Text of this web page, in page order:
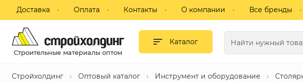
Доставка Оплата Контакты О компании Все бренды
Строительные материалы оптом
Каталог
Гипсокартон и листовые
материалы
Сухие смеси
Стройхолдинг Оптовый каталог Инструмент и оборудование